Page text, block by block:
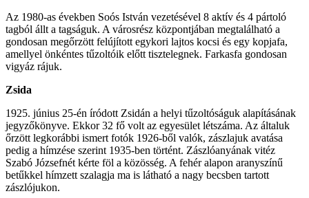
Az 1980-as években Soós István vezetésével 8 aktív és 4 pártoló
tagból állt a tagságuk. A városrész központjában megtalálható a
gondosan megőrzött felújított egykori lajtos kocsi és egy kopjafa,
amellyel önkéntes tűzoltóik előtt tisztelegnek. Farkasfa gondosan
vigyáz rájuk.
Zsida
1925. június 25-én íródott Zsidán a helyi tűzoltóságuk alapításának
jegyzőkönyve. Ekkor 32 fő volt az egyesület létszáma. Az általuk
őrzött legkorábbi ismert fotók 1926-ből valók, zászlajuk avatása
pedig a hímzése szerint 1935-ben történt. Zászlóanyának vitéz
Szabó Józsefnét kérte föl a közösség. A fehér alapon aranyszínű
betűkkel hímzett szalagja ma is látható a nagy becsben tartott
zászlójukon.